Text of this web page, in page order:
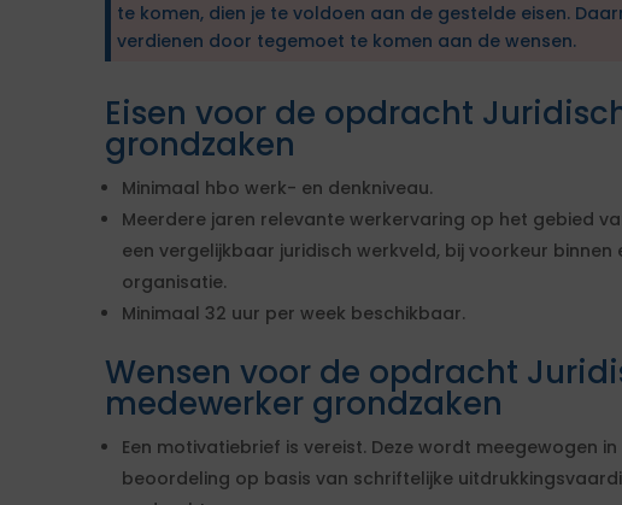
te komen, dien je te voldoen aan de gestelde eisen.
verdienen door tegemoet te komen aan de wensen.
Eisen voor de opdracht
grondzaken
Minimaal hbo werk- en denkniveau.
Meerdere jaren relevante werkervaring op het gebied
een vergelijkbaar juridisch werkveld, bij voorkeur binnen
organisatie.
Minimaal 32 uur per week beschikbaar.
Wensen voor de opdracht
medewerker grondzaken
Een motivatiebrief is vereist. Deze wordt meegewogen
beoordeling op basis van schriftelijke